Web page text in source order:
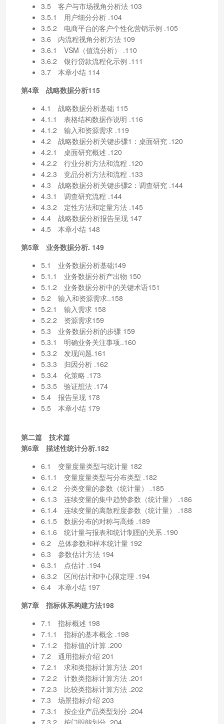
3.5 客户与市场视角分析法 103
3.5.1 用户细分分析 .104
3.5.2 电商平台的客户个性化营销示例 .105
3.6 内流程视角分析方法 109
3.6.1 VSM（值流分析） .110
3.6.2 银行贷款流程化示例 .111
3.7 本章小结 114
第4章 战略数据分析115
4.1 战略数据分析基础 115
4.1.1 表格结构数据作说明 .116
4.1.2 输入和资源需求 .119
4.2 战略数据分析关键步骤1：桌面研究 .120
4.2.1 桌面研究概述 .120
4.2.2 行业分析方法和流程 .120
4.2.3 竞品分析方法和流程 .133
4.3 战略数据分析关键步骤2：调查研究 .144
4.3.1 调查研究流程 .144
4.3.2 定性方法和定量方法 .145
4.4 战略数据分析报告呈现 147
4.5 本章小结 148
第5章 业务数据分析. 149
5.1 业务数据分析基础149
5.1.1 业务数据分析产出物 150
5.1.2 业务数据分析中的关键术语151
5.2 输入和资源需求..158
5.2.1 输入需求 158
5.2.2 资源需求159
5.3 业务数据分析的步骤 159
5.3.1 明确业务关注事项..160
5.3.2 发现问题.161
5.3.3 归因分析 .162
5.3.4 化策略 .173
5.3.5 验证想法 .174
5.4 报告呈现 178
5.5 本章小结 179
第二篇 技术篇
第6章 描述性统计分析.182
6.1 变量度量类型与统计量 182
6.1.1 变量度量类型与分布类型 .182
6.1.2 分类变量的参数（统计量） .185
6.1.3 连续变量的集中趋势参数（统计量） .186
6.1.4 连续变量的离散程度参数（统计量） .188
6.1.5 数据分布的对称与高矮 .189
6.1.6 统计量与报表和统计制图的关系 .190
6.2 总体参数和样本统计量 192
6.3 参数估计方法 194
6.3.1 点估计 .194
6.3.2 区间估计和中心限定理 .194
6.4 本章小结 197
第7章 指标体系构建方法198
7.1 指标概述 198
7.1.1 指标的基本概念 .198
7.1.2 指标值的计算 .200
7.2 通用指标介绍 201
7.2.1 求和类指标计算方法 .201
7.2.2 计数类指标计算方法 .201
7.2.3 比较类指标计算方法 .202
7.3 场景指标介绍 203
7.3.1 按企业产品类型划分 .204
7.3.2 按门职能划分 .204